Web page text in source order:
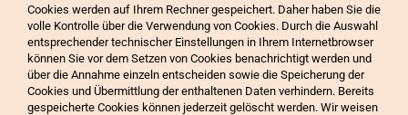
Cookies werden auf Ihrem Rechner gespeichert. Daher haben Sie die
volle Kontrolle über die Verwendung von Cookies. Durch die Auswahl
entsprechender technischer Einstellungen in Ihrem Internetbrowser
können Sie vor dem Setzen von Cookies benachrichtigt werden und
über die Annahme einzeln entscheiden sowie die Speicherung der
Cookies und Übermittlung der enthaltenen Daten verhindern. Bereits
gespeicherte Cookies können jederzeit gelöscht werden. Wir weisen